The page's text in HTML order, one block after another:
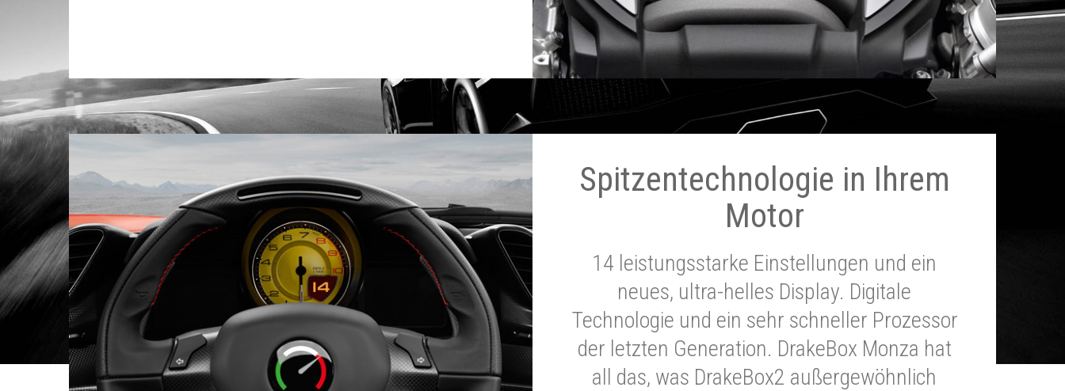
Spitzentechnologie in Ihrem
Motor
14 leistungsstarke Einstellungen und ein
neues, ultra-helles Display. Digitale
Technologie und ein sehr schneller Prozessor
der letzten Generation. DrakeBox Monza hat
all das, was DrakeBox2 außergewöhnlich